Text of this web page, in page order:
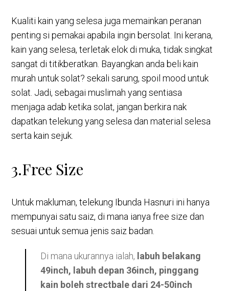
Kualiti kain yang selesa juga memainkan peranan
penting si pemakai apabila ingin bersolat. Ini kerana,
kain yang selesa, terletak elok di muka, tidak singkat
sangat di titikberatkan. Bayangkan anda beli kain
murah untuk solat? sekali sarung, spoil mood untuk
solat. Jadi, sebagai muslimah yang sentiasa
menjaga adab ketika solat, jangan berkira nak
dapatkan telekung yang selesa dan material selesa
serta kain sejuk.
3.Free Size
Untuk makluman, telekung Ibunda Hasnuri ini hanya
mempunyai satu saiz, di mana ianya free size dan
sesuai untuk semua jenis saiz badan.
Di mana ukurannya ialah, labuh belakang
49inch, labuh depan 36inch, pinggang
kain boleh strectbale dari 24-50inch